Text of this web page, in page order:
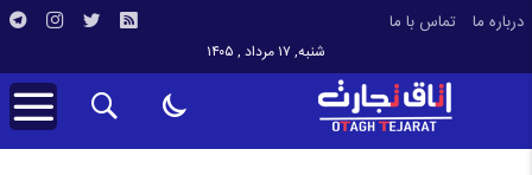
درباره ما تماس با ما
شنبه, ۱۷ مرداد , ۱۴۰۵